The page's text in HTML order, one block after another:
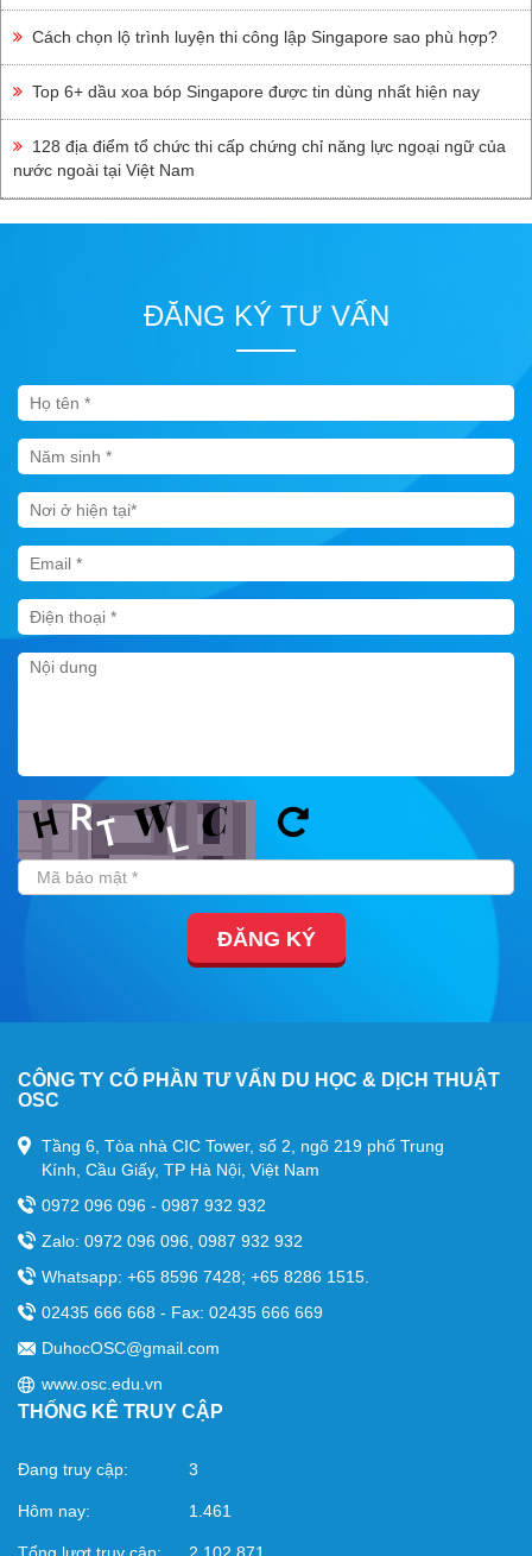
Cách chọn lộ trình luyện thi công lập Singapore sao phù hợp?
Top 6+ dầu xoa bóp Singapore được tin dùng nhất hiện nay
128 địa điểm tổ chức thi cấp chứng chỉ năng lực ngoại ngữ của
nước ngoài tại Việt Nam
ĐĂNG KÝ TƯ VẤN
ĐĂNG KÝ
CÔNG TY CỔ PHẦN TƯ VẤN DU HỌC & DỊCH THUẬT
OSC
Tầng 6, Tòa nhà CIC Tower, số 2, ngõ 219 phố Trung
Kính, Cầu Giấy, TP Hà Nội, Việt Nam
0972 096 096 - 0987 932 932
Zalo: 0972 096 096, 0987 932 932
Whatsapp: +65 8596 7428; +65 8286 1515.
02435 666 668 - Fax: 02435 666 669
DuhocOSC@gmail.com
www.osc.edu.vn
THỐNG KÊ TRUY CẬP
Đang truy cập: 3
Hôm nay: 1.461
Học Mẫu Giáo
Luyện Thi O Level
GIÁO DỤC SINGAPORE
Singapore
Chứng Chỉ Giáo Dục
Các Trường Tư Singapore
Các Trường Công Primary
Các Trường Công
Secondary
Các Trường Cao Đẳng
Chứng Minh Tài Chính Du
Học
Visa Thăm Thân
Visa Du Học
Hội Thảo Du Học
Tin Tức Du Học
Hỏi Đáp Du Học
Học Bổng Du Học
Cẩm Nang Du Học
HỌC SINH ĐẠT VISA